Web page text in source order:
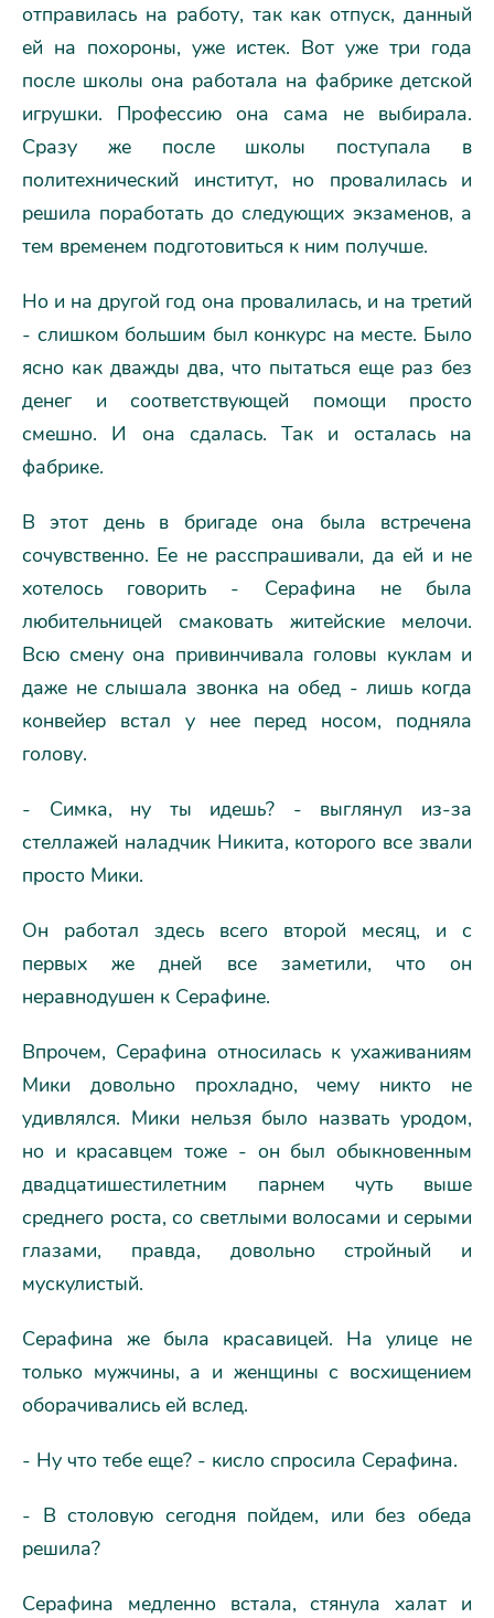
отправилась на работу, так как отпуск, данный
ей на похороны, уже истек. Вот уже три года
после школы она работала на фабрике детской
игрушки. Профессию она сама не выбирала.
Сразу же после школы поступала в
политехнический институт, но провалилась и
решила поработать до следующих экзаменов, а
тем временем подготовиться к ним получше.
Но и на другой год она провалилась, и на третий
- слишком большим был конкурс на месте. Было
ясно как дважды два, что пытаться еще раз без
денег и соответствующей помощи просто
смешно. И она сдалась. Так и осталась на
фабрике.
В этот день в бригаде она была встречена
сочувственно. Ее не расспрашивали, да ей и не
хотелось говорить - Серафина не была
любительницей смаковать житейские мелочи.
Всю смену она привинчивала головы куклам и
даже не слышала звонка на обед - лишь когда
конвейер встал у нее перед носом, подняла
голову.
- Симка, ну ты идешь? - выглянул из-за
стеллажей наладчик Никита, которого все звали
просто Мики.
Он работал здесь всего второй месяц, и с
первых же дней все заметили, что он
неравнодушен к Серафине.
Впрочем, Серафина относилась к ухаживаниям
Мики довольно прохладно, чему никто не
удивлялся. Мики нельзя было назвать уродом,
но и красавцем тоже - он был обыкновенным
двадцатишестилетним парнем чуть выше
среднего роста, со светлыми волосами и серыми
глазами, правда, довольно стройный и
мускулистый.
Серафина же была красавицей. На улице не
только мужчины, а и женщины с восхищением
оборачивались ей вслед.
- Ну что тебе еще? - кисло спросила Серафина.
- В столовую сегодня пойдем, или без обеда
решила?
Серафина медленно встала, стянула халат и